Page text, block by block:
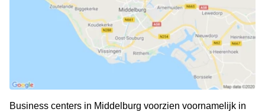
Business centers in Middelburg voorzien voornamelijk in